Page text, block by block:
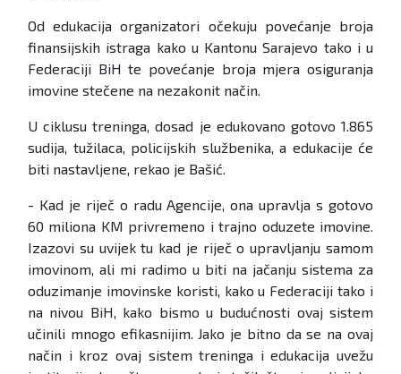
Od edukacija organizatori očekuju povećanje broja
finansijskih istraga kako u Kantonu Sarajevo tako i u
Federaciji BiH te povećanje broja mjera osiguranja
imovine stečene na nezakonit način.
U ciklusu treninga, dosad je edukovano gotovo 1.865
sudija, tužilaca, policijskih službenika, a edukacije će
biti nastavljene, rekao je Bašić.
- Kad je riječ o radu Agencije, ona upravlja s gotovo
60 miliona KM privremeno i trajno oduzete imovine.
Izazovi su uvijek tu kad je riječ o upravljanju samom
imovinom, ali mi radimo u biti na jačanju sistema za
oduzimanje imovinske koristi, kako u Federaciji tako i
na nivou BiH, kako bismo u budućnosti ovaj sistem
učinili mnogo efikasnijim. Jako je bitno da se na ovaj
način i kroz ovaj sistem treninga i edukacija uvežu